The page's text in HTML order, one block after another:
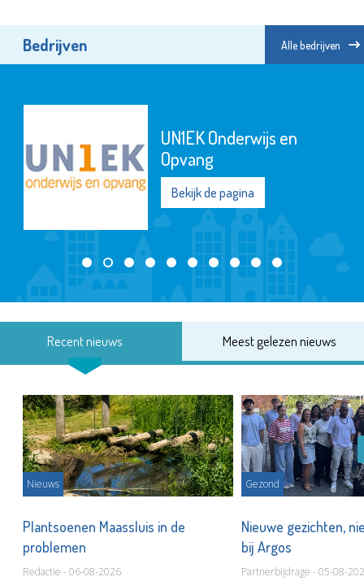
Bedrijven Alle bedrijven
UN1EK Onderwijs en
Opvang
Bekijk de pagina
Recent nieuws Meest gelezen nieuws
Nieuws
Plantsoenen Maassluis in de
problemen
Redactie - 06-08-2026
Gezond
Nieuwe gezichten,
bij Argos
Partnerbijdrage - 05-08-